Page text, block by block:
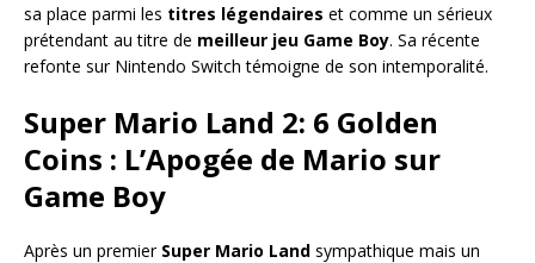
sa place parmi les titres légendaires et comme un sérieux
prétendant au titre de meilleur jeu Game Boy. Sa récente
refonte sur Nintendo Switch témoigne de son intemporalité.
Super Mario Land 2: 6 Golden
Coins : L’Apogée de Mario sur
Game Boy
Après un premier Super Mario Land sympathique mais un